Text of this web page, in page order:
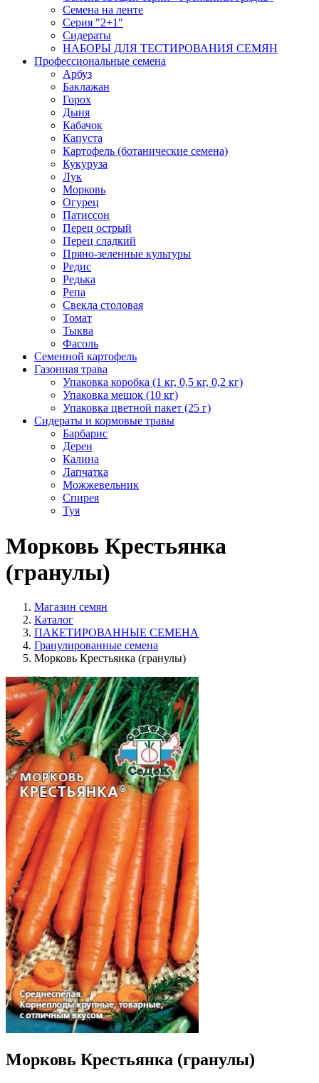
Семена на ленте
Серия "2+1"
Сидераты
НАБОРЫ ДЛЯ ТЕСТИРОВАНИЯ СЕМЯН
Профессиональные семена
Арбуз
Баклажан
Горох
Дыня
Кабачок
Капуста
Картофель (ботанические семена)
Кукуруза
Лук
Морковь
Огурец
Патиссон
Перец острый
Перец сладкий
Пряно-зеленные культуры
Редис
Редька
Репа
Свекла столовая
Томат
Тыква
Фасоль
Семенной картофель
Газонная трава
Упаковка коробка (1 кг, 0,5 кг, 0,2 кг)
Упаковка мешок (10 кг)
Упаковка цветной пакет (25 г)
Сидераты и кормовые травы
Барбарис
Дерен
Калина
Лапчатка
Можжевельник
Спирея
Туя
Морковь Крестьянка
(гранулы)
Магазин семян
Каталог
ПАКЕТИРОВАННЫЕ СЕМЕНА
Гранулированные семена
Морковь Крестьянка (гранулы)
Морковь Крестьянка (гранулы)